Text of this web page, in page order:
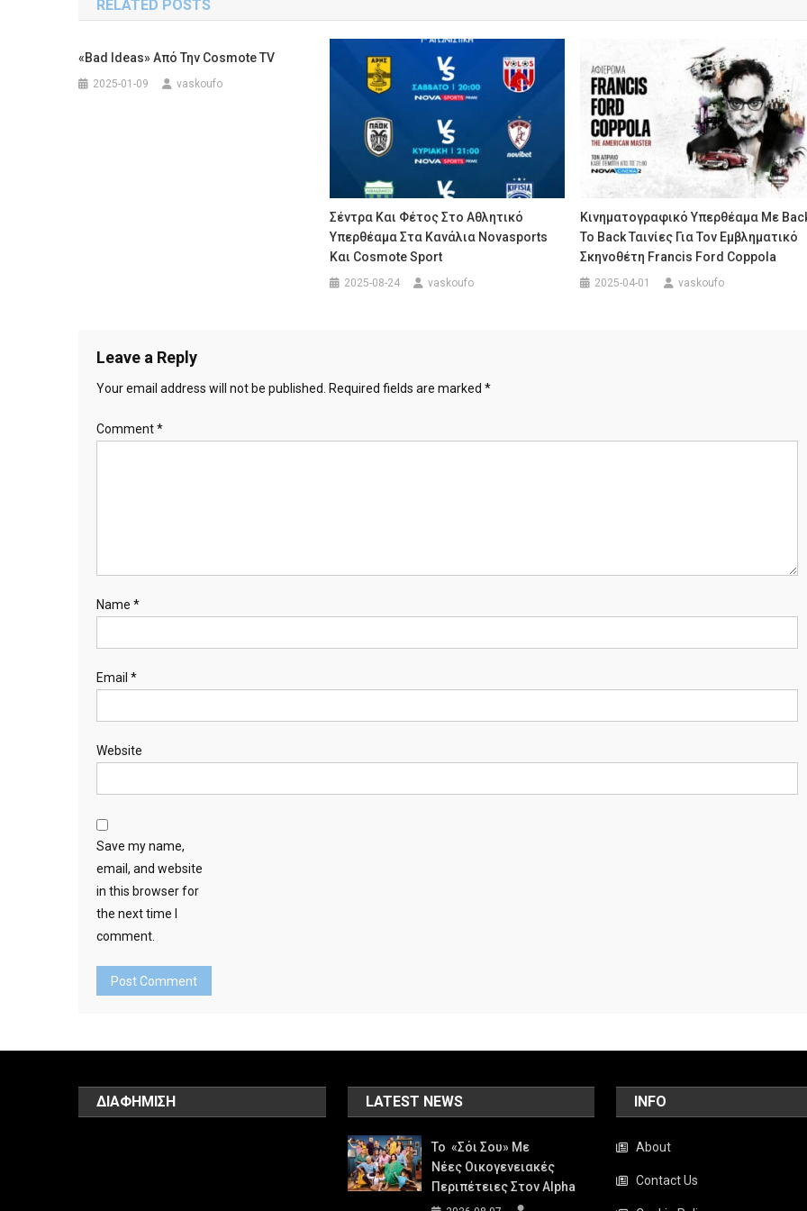
RELATED POSTS
«Bad Ideas» Από Την Cosmote TV
2025-01-09 vaskoufo
Σέντρα Και Φέτος Στο Αθλητικό
Υπερθέαμα Στα Κανάλια Novasports
Και Cosmote Sport
2025-08-24 vaskoufo
Κινηματογραφικό Υπερθέαμα Με
To Back Ταινίες Για Τον Εμβληματικό
Σκηνοθέτη Francis Ford Coppola
2025-04-01 vaskoufo
Leave a Reply
Your email address will not be published. Required fields are marked *
Comment*
Name *
Email *
Website
Save my name,
email, and website
in this browser for
the next time I
comment.
ΔΙΑΦΗΜΙΣΗ LATEST NEWS
Το «Σόι Σου» Με
Νέες Οικογενειακές
Περιπέτειες Στον Alpha
INFO
About
Contact Us